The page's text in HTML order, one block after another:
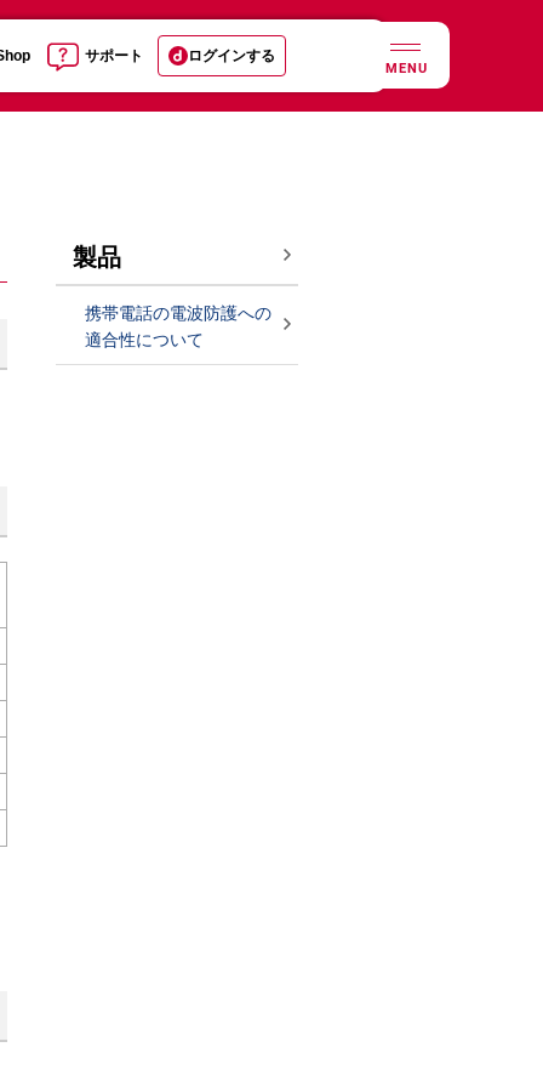
サポート ログインする
MENU
製品
携帯電話の電波防護への
適合性について